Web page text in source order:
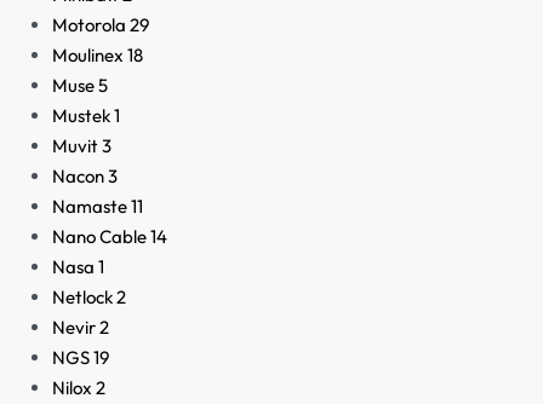
Motorola 29
Moulinex 18
Muse5
Mustek1
Muvit3
Nacon3
Namaste11
Nano Cable14
Nasa 1
Netlock2
Nevir2
NGS19
Nilox 2